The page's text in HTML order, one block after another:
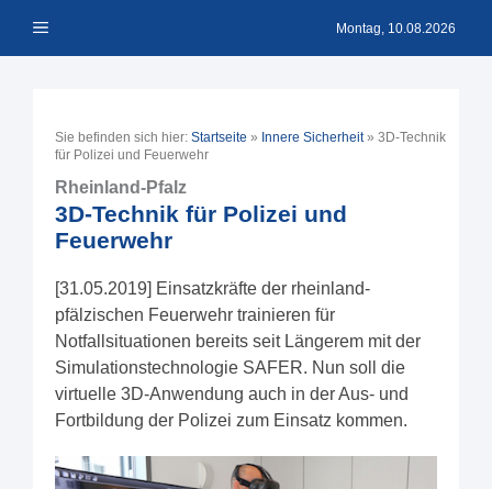
Inhalt Menü Montag, 10.08.2026
Sie befinden sich hier: Startseite » Innere Sicherheit» 3D-Technik
für Polizei und Feuerwehr
Rheinland-Pfalz
3D-Technik für Polizei und
Feuerwehr
[31.05.2019] Einsatzkräfte der rheinland-
pfälzischen Feuerwehr trainieren für
Notfallsituationen bereits seit Längerem mit der
Simulationstechnologie SAFER. Nun soll die
virtuelle 3D-Anwendung auch in der Aus- und
Fortbildung der Polizei zum Einsatz kommen.